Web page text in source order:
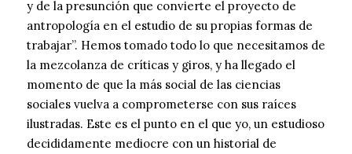
y de la presunción que convierte el proyecto de
antropología en el estudio de su propias formas de
trabajar”. Hemos tomado todo lo que necesitamos de
la mezcolanza de críticas y giros, y ha llegado el
momento de que la más social de las ciencias
sociales vuelva a comprometerse con sus raíces
ilustradas. Este es el punto en el que yo, un estudioso
decididamente mediocre con un historial de